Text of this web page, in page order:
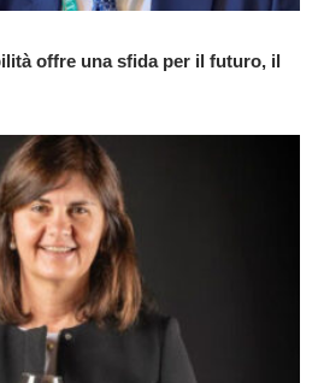
offre una sfida per il futuro, il